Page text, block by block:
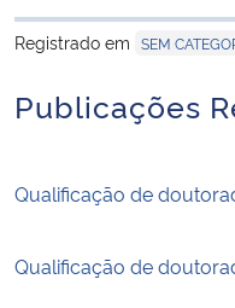
Registrado em SEM
Publicações
Qualificação de
Qualificação de